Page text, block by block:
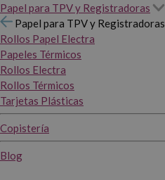
Papel para TPV y Registradoras
Papel para TPV y Registradoras
Rollos Papel Electra
Papeles Térmicos
Rollos Electra
Rollos Térmicos
Tarjetas Plásticas
Copistería
Blog